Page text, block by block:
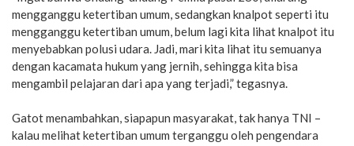
mengganggu ketertiban umum, sedangkan knalpot seperti itu
mengganggu ketertiban umum, belum lagi kita lihat knalpot itu
menyebabkan polusi udara. Jadi, mari kita lihat itu semuanya
dengan kacamata hukum yang jernih, sehingga kita bisa
mengambil pelajaran dari apa yang terjadi,” tegasnya.
Gatot menambahkan, siapapun masyarakat, tak hanya TNI –
kalau melihat ketertiban umum terganggu oleh pengendara